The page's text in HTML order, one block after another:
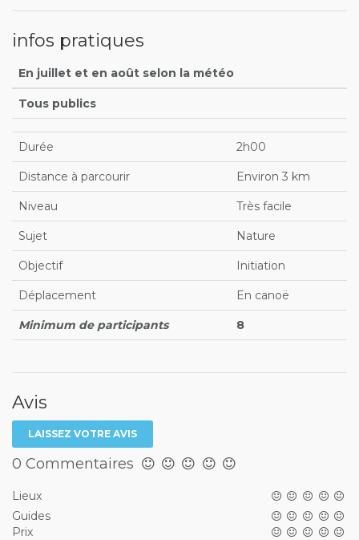
infos pratiques
En juillet et en août selon la météo
Tous publics
Durée 2h00
Distance à parcourir Environ 3 km
Niveau Très facile
Sujet Nature
Objectif Initiation
Déplacement En canoë
Minimum de participants 8
Avis
LAISSEZ VOTRE AVIS
0 Commentaires
Lieux
Guides
Prix